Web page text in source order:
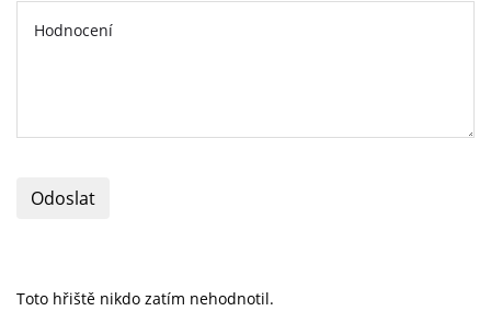
Odoslat
Toto hřiště nikdo zatím nehodnotil.